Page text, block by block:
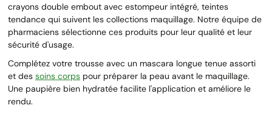
crayons double embout avec estompeur intégré, teintes
tendance qui suivent les collections maquillage. Notre équipe de
pharmaciens sélectionne ces produits pour leur qualité et leur
sécurité d'usage.
Complétez votre trousse avec un mascara longue tenue assorti
et des soins corps pour préparer la peau avant le maquillage.
Une paupière bien hydratée facilite l'application et améliore le
rendu.